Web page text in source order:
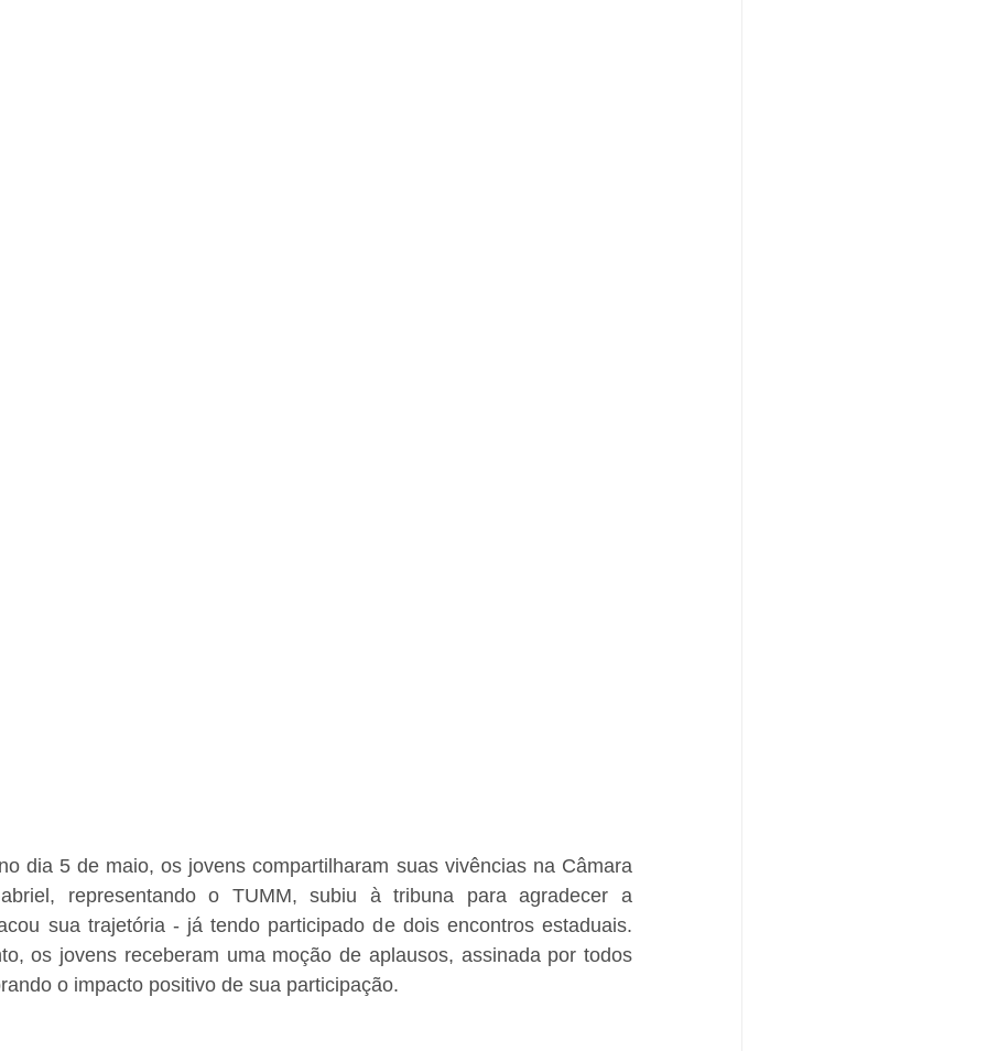
dia 5 de maio, os jovens compartilharam suas vivências na Câmara
representando o TUMM, subiu à tribuna para agradecer a
sua trajetória - já tendo participado de dois encontros estaduais.
os jovens receberam uma moção de aplausos, assinada por todos
o impacto positivo de sua participação.